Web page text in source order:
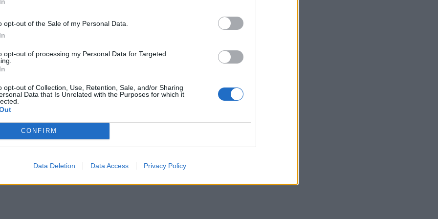
opt-out of the Sale of my Personal Data.
opt-out of processing my Personal Data for Targeted
opt-out of Collection, Use, Retention, Sale, and/or Sharing
Data that Is Unrelated with the Purposes for which it
CONFIRM
Data Deletion Data Access Privacy Policy
αποτελέσματα για τις εκλογές στην Τουρκία δίνουν
πρόσκεινται είτε στη συμπολίτευση, είτε στην
18:39
Έχουμε την μεγαλύτερη συμμετοχή στον
Ψηφίστε να φύγει η αυταρχική
συμπολίτες μου να έρθουν ακάθεκτοι να ψηφίσουν», σημείωσε
τονίζοντας ότι η ψηφοφορία «θα ολοκληρωθεί γρήγορα».